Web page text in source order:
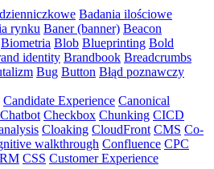
Badania ilościowe
rynku Baner (banner) Beacon
Biometria Blob Blueprinting Bold
identity Brandbook Breadcrumbs
Bug Button Błąd poznawczy
Candidate Experience Canonical
Chatbot Checkbox Chunking CICD
Cloaking CloudFront CMS Co-
walkthrough Confluence CPC
CSS Customer Experience